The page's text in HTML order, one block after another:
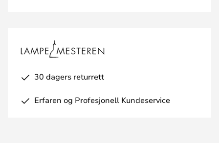
30 dagers returrett
Erfaren og Profesjonell Kundeservice